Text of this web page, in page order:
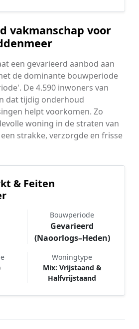
vakmanschap voor
een gevarieerd aanbod aan
de dominante bouwperiode
De 4.590 inwoners van
dat tijdig onderhoud
helpt voorkomen. Zo
woning in de straten van
strakke, verzorgde en frisse
& Feiten
Bouwperiode
Gevarieerd
(Naoorlogs–Heden)
Woningtype
Mix: Vrijstaand &
Halfvrijstaand